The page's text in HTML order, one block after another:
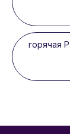
горячая